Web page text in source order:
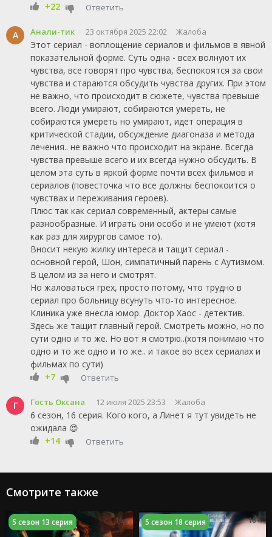
+22
Ответить
А Анали-тик 23 октября 2025 22:02 Жалоба
Этот сериал - воплощение сериалов и фильмов в явной
показательной форме. Суть одна - всех волнуют их
чувства, все говорят про чувства, беспокоятся за свои
чувства и стараются обсудить чувства других. При этом
не важно, что происходит в сюжете, чувства превыше
всего. Люди умирают, собираются умереть, не
собираются умереть но умирают, идет операция в
критической стадии, обсуждение диагоназа и метода
лечения.. не важно что происходит на экране. Всегда
чувства превыше всего и их всегда нужно обсудить. В
целом эта суть в яркой форме почти всех фильмов и
сериалов (повесточка что все должны беспокоится о
чувствах и переживания героев).
Плюс так как сериал современный, актеры самые
разнообразные. И играть они особо и не умеют (хотя
как раз для хирургов самое то).
Вносит некую жилку интереса и тащит сериал -
основной герой, Шон, симпатичный парень с Аутизмом.
В целом из за него и смотрят.
Но жаловаться грех, просто потому, что трудно в
сериал про больницу всунуть что-то интересное.
Клиника уже внесла юмор. Доктор Хаос - детектив.
Здесь же тащит главный герой. Смотреть можно, но по
сути одно и то же. Но вот я смотрю..(хотя понимаю что
одно и то же одно и то же.. и такое во всех сериалах и
фильмах по сути)
+7
Ответить
Г Гость Оксана 12 июля 2025 23:53 Жалоба
6 сезон, 16 серия. Кого кого, а Линет я тут увидеть не
ожидала 😍
+14
Ответить
Смотрите также
5 сезон 13 серия 16+ 5 сезон 18 серия 16+